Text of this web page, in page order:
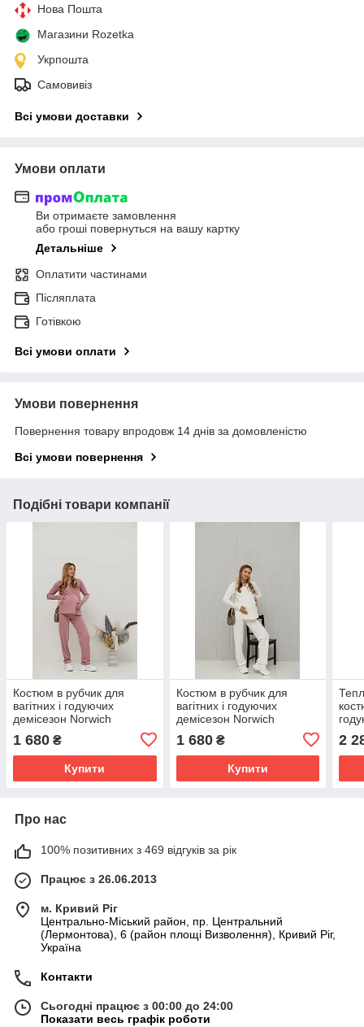
Нова Пошта
Магазини Rozetka
Укрпошта
Самовивіз
Всі умови доставки
Умови оплати
Ви отримаєте замовлення
або гроші повернуться на вашу картку
Детальніше
Оплатити частинами
Післяплата
Готівкою
Всі умови оплати
Умови повернення
Повернення товару впродовж 14 днів за домовленістю
Всі умови повернення
Подібні товари компанії
Костюм в рубчик для
вагітних і годуючих
демісезон Norwich
Рожевий
1 680 ₴
Купити
Костюм в рубчик для
вагітних і годуючих
демісезон Norwich
Молочний
1 680₴
Купити
2
Про нас
100% позитивних з 469 відгуків за рік
Працює з 26.06.2013
м. Кривий Ріг
Центрально-Міський район, пр. Центральний
(Лермонтова), 6 (район площі Визволення), Кривий Ріг,
Україна
Контакти
Сьогодні працює з 00:00 до 24:00
Показати весь графік роботи